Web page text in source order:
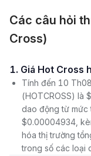
Các câu hỏi
Cross)
1. Giá Hot
Tính đến 10
(HOTCROSS) là
dao động từ mức
$0.00004934,
hóa thị trường
trong số các loại